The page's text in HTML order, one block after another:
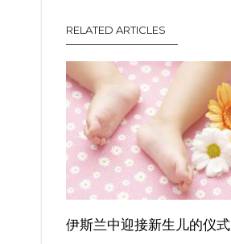
RELATED ARTICLES
伊斯兰中迎接新生儿的仪式